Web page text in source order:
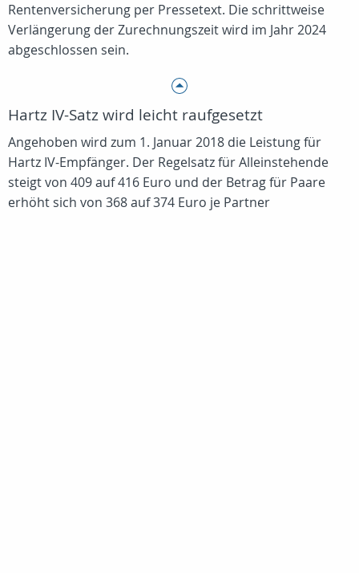
Rentenversicherung per Pressetext. Die schrittweise
Verlängerung der Zurechnungszeit wird im Jahr 2024
abgeschlossen sein.
Hartz IV-Satz wird leicht raufgesetzt
Angehoben wird zum 1. Januar 2018 die Leistung für
Hartz IV-Empfänger. Der Regelsatz für Alleinstehende
steigt von 409 auf 416 Euro und der Betrag für Paare
erhöht sich von 368 auf 374 Euro je Partner